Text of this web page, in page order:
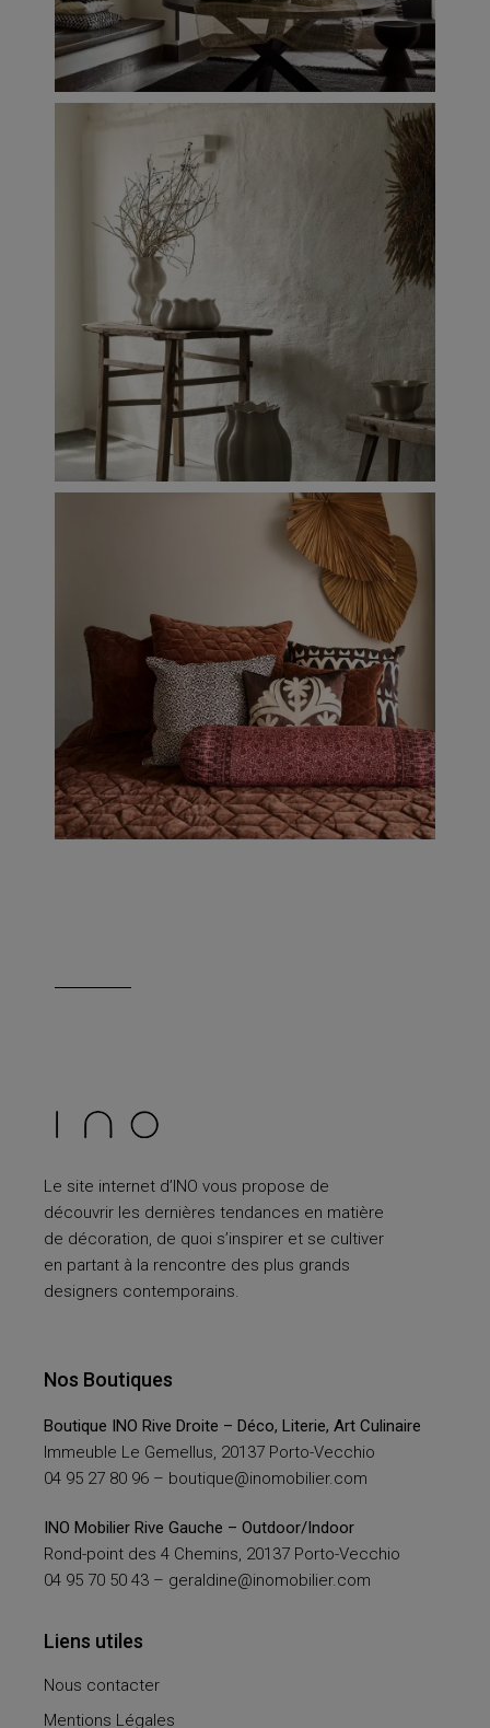
Le site internet d’INO vous propose de
découvrir les dernières tendances en matière
de décoration, de quoi s’inspirer et se cultiver
en partant à la rencontre des plus grands
designers contemporains.
Nos Boutiques
Boutique INO Rive Droite – Déco, Literie, Art Culinaire
Immeuble Le Gemellus, 20137 Porto-Vecchio
04 95 27 80 96 – boutique@inomobilier.com
INO Mobilier Rive Gauche – Outdoor/Indoor
Rond-point des 4 Chemins, 20137 Porto-Vecchio
04 95 70 50 43 – geraldine@inomobilier.com
Liens utiles
Nous contacter
Mentions Légales